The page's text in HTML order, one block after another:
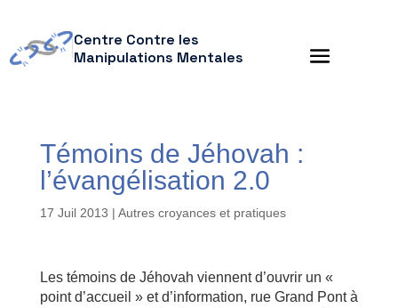
Centre Contre les
Manipulations Mentales
Témoins de Jéhovah :
l’évangélisation 2.0
17 Juil 2013 | Autres croyances et pratiques
Les témoins de Jéhovah viennent d’ouvrir un «
point d’accueil » et d’information, rue Grand Pont à